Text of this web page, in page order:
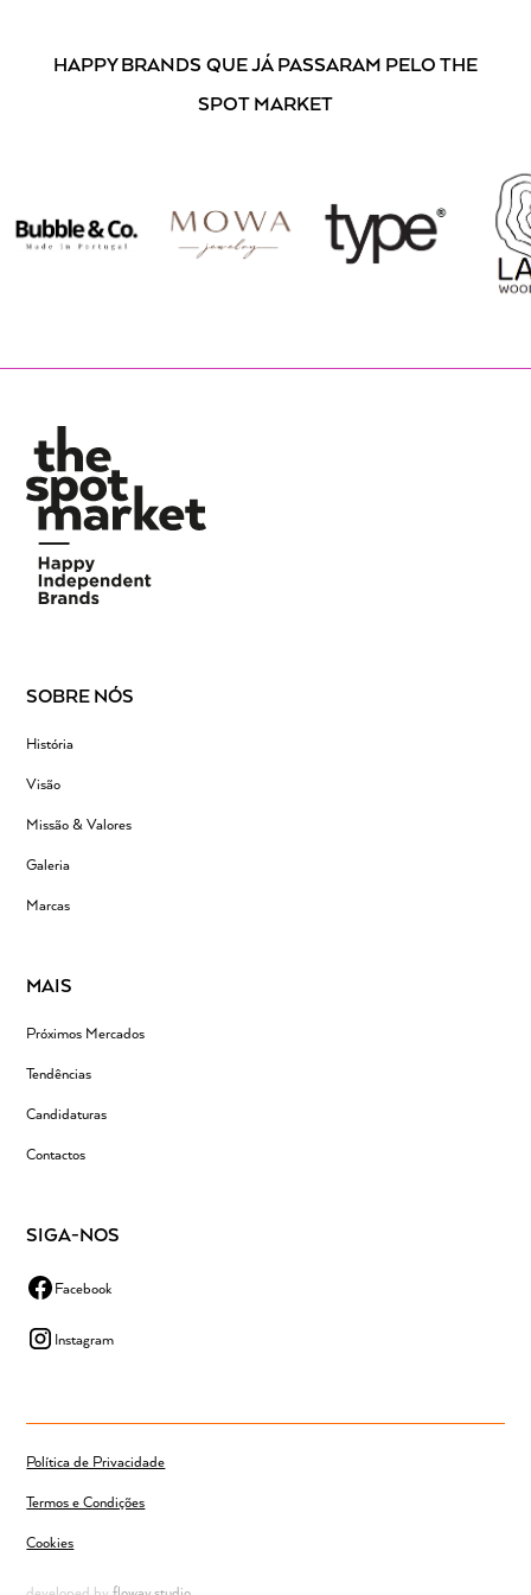
HAPPY BRANDS QUE JÁ PASSARAM PELO THE
SPOT MARKET
SOBRE NÓS
História
Visão
Missão & Valores
Galeria
Marcas
MAIS
Próximos Mercados
Tendências
Candidaturas
Contactos
SIGA-NOS
Facebook
Instagram
Política de Privacidade
Termos e Condições
Cookies